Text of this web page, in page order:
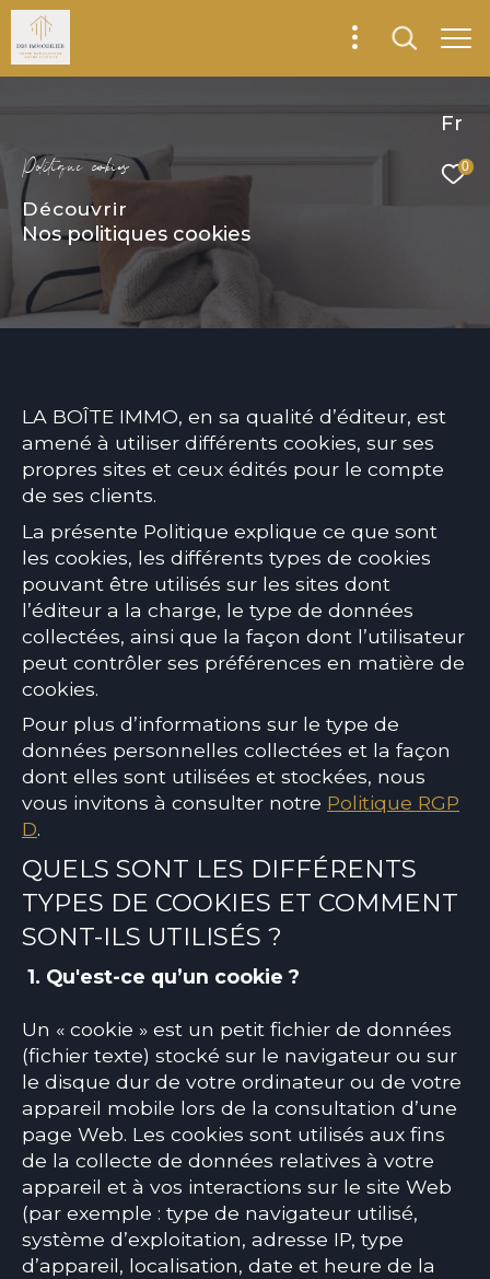
Fr
0
Poiique cokie
Découvrir
Nos politiques cookies
LA BOÎTE IMMO, en sa qualité d’éditeur, est
amené à utiliser différents cookies, sur ses
propres sites et ceux édités pour le compte
de ses clients.
La présente Politique explique ce que sont
les cookies, les différents types de cookies
pouvant être utilisés sur les sites dont
l’éditeur a la charge, le type de données
collectées, ainsi que la façon dont l’utilisateur
peut contrôler ses préférences en matière de
cookies.
Pour plus d’informations sur le type de
données personnelles collectées et la façon
dont elles sont utilisées et stockées, nous
vous invitons à consulter notre Politique RGP
D.
QUELS SONT LES DIFFÉRENTS
TYPES DE COOKIES ET COMMENT
SONT-ILS UTILISÉS ?
1. Qu'est-ce qu’un cookie ?
Un « cookie » est un petit fichier de données
(fichier texte) stocké sur le navigateur ou sur
le disque dur de votre ordinateur ou de votre
appareil mobile lors de la consultation d’une
page Web. Les cookies sont utilisés aux fins
de la collecte de données relatives à votre
appareil et à vos interactions sur le site Web
(par exemple : type de navigateur utilisé,
système d’exploitation, adresse IP, type
d’appareil, localisation, date et heure de la